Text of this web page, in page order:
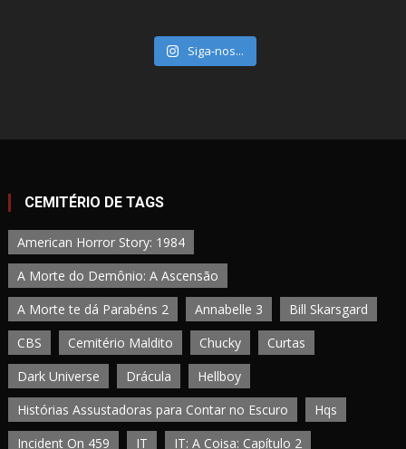
Siga-nos...
CEMITÉRIO DE TAGS
American Horror Story: 1984
A Morte do Demônio: A Ascensão
A Morte te dá Parabéns 2
Annabelle 3
Bill Skarsgard
CBS
Cemitério Maldito Chucky
Curtas
Dark Universe
Drácula
Hellboy
Histórias Assustadoras para Contar no Escuro
Hqs
Incident On 459
IT
IT: A Coisa: Capítulo 2